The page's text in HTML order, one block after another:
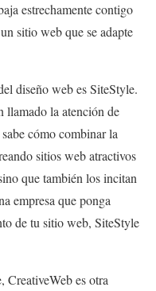
estrechamente contigo
sitio web que se adapte
diseño web es SiteStyle.
llamado la atención de
cómo combinar la
sitios web atractivos
que también los incitan
empresa que ponga
de tu sitio web, SiteStyle
CreativeWeb es otra